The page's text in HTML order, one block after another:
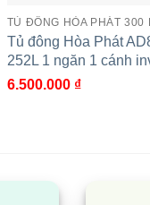
Tủ đông
| 205L 1
TỦ ĐÔNG HÒA PHÁT 300
Tủ đông Hòa Phát
252L 1 ngăn 1 cánh
6.500.000 ₫